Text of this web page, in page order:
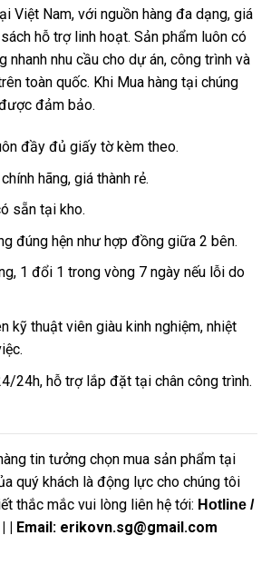
Việt Nam, với nguồn hàng đa dạng, giá
hỗ trợ linh hoạt. Sản phẩm luôn có
nhanh nhu cầu cho dự án, công trình và
toàn quốc. Khi Mua hàng tại chúng
đảm bảo.
đầy đủ giấy tờ kèm theo.
hãng, giá thành rẻ.
sẵn tại kho.
đúng hện như hợp đồng giữa 2 bên.
1 đổi 1 trong vòng 7 ngày nếu lỗi do
kỹ thuật viên giàu kinh nghiệm, nhiệt
24h, hỗ trợ lắp đặt tại chân công trình.
tin tưởng chọn mua sản phẩm tại
quý khách là động lực cho chúng tôi
thắc mắc vui lòng liên hệ tới: Hotline /
| | Email: erikovn.sg@gmail.com